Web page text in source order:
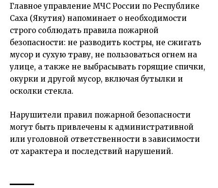
Главное управление МЧС России по Республике
Саха (Якутия) напоминает о необходимости
строго соблюдать правила пожарной
безопасности: не разводить костры, не сжигать
мусор и сухую траву, не пользоваться огнем на
улице, а также не выбрасывать горящие спички,
окурки и другой мусор, включая бутылки и
осколки стекла.
Нарушители правил пожарной безопасности
могут быть привлечены к административной
или уголовной ответственности в зависимости
от характера и последствий нарушений.